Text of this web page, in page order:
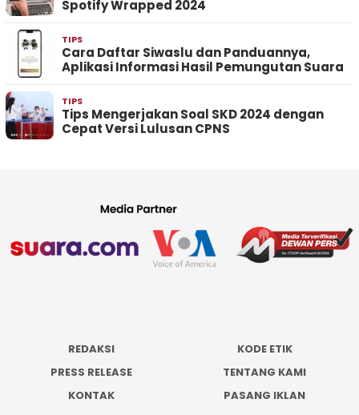
Spotify Wrapped 2024
TIPS
Cara Daftar Siwaslu dan Panduannya,
Aplikasi Informasi Hasil Pemungutan Suara
TIPS
Tips Mengerjakan Soal SKD 2024 dengan
Cepat Versi Lulusan CPNS
REDAKSI
KODE ETIK
PRESS RELEASE
TENTANG KAMI
KONTAK
PASANG IKLAN